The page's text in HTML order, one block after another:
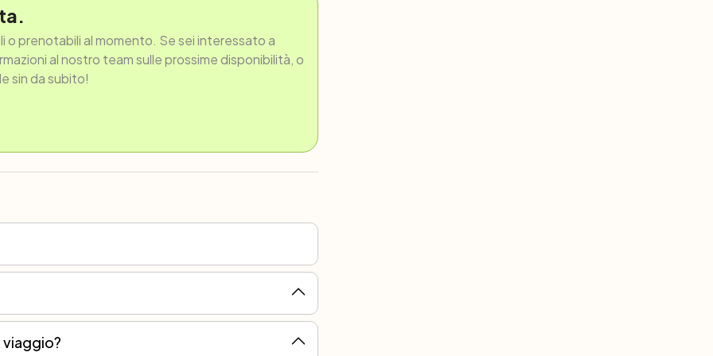
o prenotabili al momento. Se sei interessato a
al nostro team sulle prossime disponibilità, o
sin da subito!
viaggio?